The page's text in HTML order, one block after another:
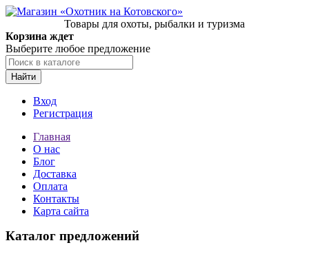
Товары для охоты, рыбалки и туризма
Корзина ждет
Выберите любое предложение
Найти
Вход
Регистрация
Главная
О нас
Блог
Доставка
Оплата
Контакты
Карта сайта
Каталог предложений